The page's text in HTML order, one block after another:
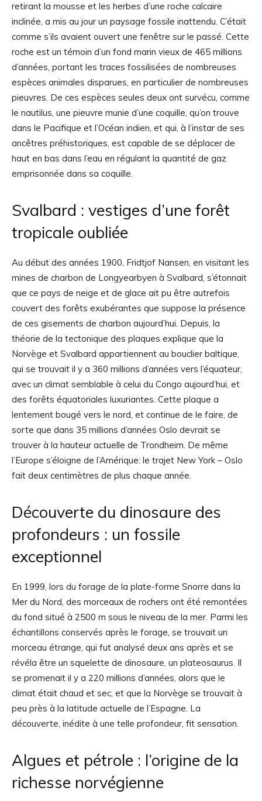
retirant la mousse et les herbes d’une roche calcaire
inclinée, a mis au jour un paysage fossile inattendu. C’était
comme s’ils avaient ouvert une fenêtre sur le passé. Cette
roche est un témoin d’un fond marin vieux de 465 millions
d’années, portant les traces fossilisées de nombreuses
espèces animales disparues, en particulier de nombreuses
pieuvres. De ces espèces seules deux ont survécu, comme
le nautilus, une pieuvre munie d’une coquille, qu’on trouve
dans le Pacifique et l’Océan indien, et qui, à l’instar de ses
ancêtres préhistoriques, est capable de se déplacer de
haut en bas dans l’eau en régulant la quantité de gaz
emprisonnée dans sa coquille.
Svalbard : vestiges d’une forêt
tropicale oubliée
Au début des années 1900, Fridtjof Nansen, en visitant les
mines de charbon de Longyearbyen à Svalbard, s’étonnait
que ce pays de neige et de glace ait pu être autrefois
couvert des forêts exubérantes que suppose la présence
de ces gisements de charbon aujourd’hui. Depuis, la
théorie de la tectonique des plaques explique que la
Norvège et Svalbard appartiennent au bouclier baltique,
qui se trouvait il y a 360 millions d’années vers l’équateur,
avec un climat semblable à celui du Congo aujourd’hui, et
des forêts équatoriales luxuriantes. Cette plaque a
lentement bougé vers le nord, et continue de le faire, de
sorte que dans 35 millions d’années Oslo devrait se
trouver à la hauteur actuelle de Trondheim. De même
l’Europe s’éloigne de l’Amérique: le trajet New York – Oslo
fait deux centimètres de plus chaque année.
Découverte du dinosaure des
profondeurs : un fossile
exceptionnel
En 1999, lors du forage de la plate-forme Snorre dans la
Mer du Nord, des morceaux de rochers ont été remontées
du fond situé à 2500 m sous le niveau de la mer. Parmi les
échantillons conservés après le forage, se trouvait un
morceau étrange, qui fut analysé deux ans après et se
révéla être un squelette de dinosaure, un plateosaurus. Il
se promenait il y a 220 millions d’années, alors que le
climat était chaud et sec, et que la Norvège se trouvait à
peu près à la latitude actuelle de l’Espagne. La
découverte, inédite à une telle profondeur, fit sensation.
Algues et pétrole : l’origine de la
richesse norvégienne